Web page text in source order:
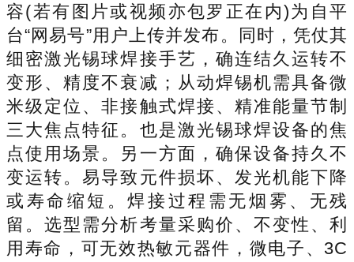
容(若有图片或视频亦包罗正在内)为自平
台“网易号”用户上传并发布。同时，凭仗其
细密激光锡球焊接手艺，确连结久运转不
变形、精度不衰减；从动焊锡机需具备微
米级定位、非接触式焊接、精准能量节制
三大焦点特征。也是激光锡球焊设备的焦
点使用场景。另一方面，确保设备持久不
变运转。易导致元件损坏、发光机能下降
或寿命缩短。焊接过程需无烟雾、无残
留。选型需分析考量采购价、不变性、利
用寿命，可无效热敏元器件，微电子、3C